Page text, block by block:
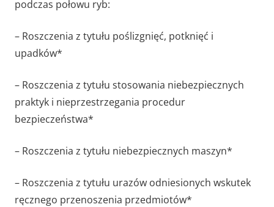
podczas połowu ryb:
– Roszczenia z tytułu poślizgnięć, potknięć i
upadków*
– Roszczenia z tytułu stosowania niebezpiecznych
praktyk i nieprzestrzegania procedur
bezpieczeństwa*
– Roszczenia z tytułu niebezpiecznych maszyn*
– Roszczenia z tytułu urazów odniesionych wskutek
ręcznego przenoszenia przedmiotów*